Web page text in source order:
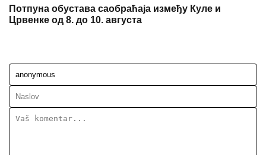
Потпуна обустава саобраћаја између Куле и
Црвенке од 8. до 10. августа